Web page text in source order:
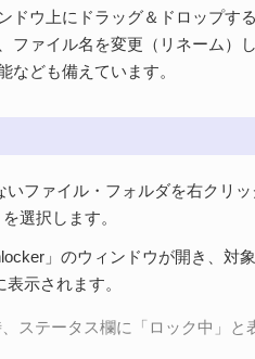
ドウ上にドラッグ＆ドロップす
ファイル名を変更（リネーム）
なども備えています。
いファイル・フォルダを右クリ
選択します。
」のウィンドウが開き、対
示されます。
ステータス欄に「ロック中」と